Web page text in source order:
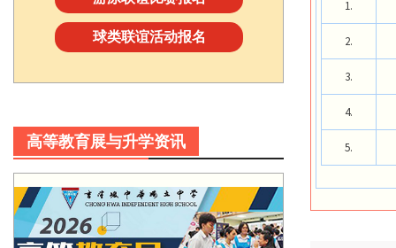
1.
2.
3.
4.
5.
球类联谊活动报名
高等教育展与升学资讯